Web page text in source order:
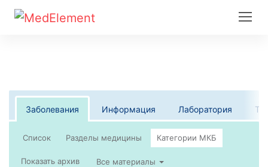
Заболевания Информация Лаборатория
Список
Все материалы